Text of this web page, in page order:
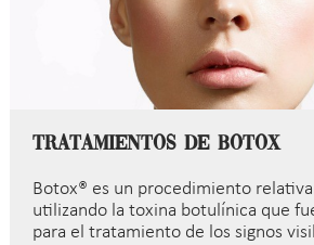
Tratamientos de Botox
Botox® es un procedimiento
utilizando la toxina botulínica que
para el tratamiento de los signos